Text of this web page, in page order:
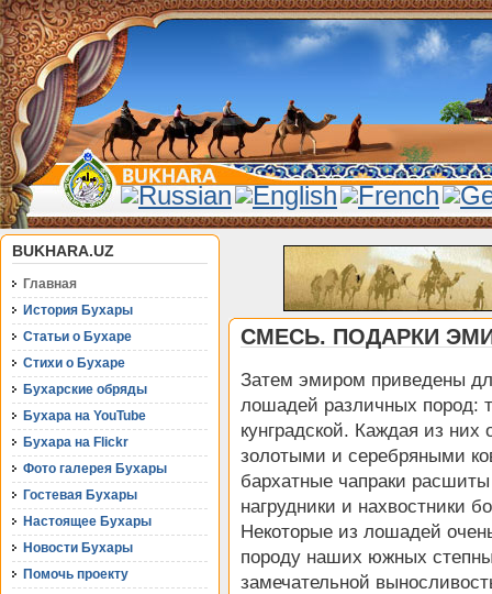
BUKHARA.UZ
Главная
История Бухары
Статьи о Бухаре
Стихи о Бухаре
Бухарские обряды
Бухара на YouTube
Бухара на Flickr
Фото галерея Бухары
Гостевая Бухары
Настоящее Бухары
Новости Бухары
Помочь проекту
СМЕСЬ. ПОДАРКИ
Затем эмиром приведены
лошадей различных пород:
кунградской. Каждая из
золотыми и серебряными
бархатные чапраки
нагрудники и нахвостники
Некоторые из лошадей
породу наших южных
замечательной